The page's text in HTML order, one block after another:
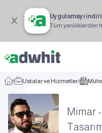
Uygulamayı
Tüm yeniliklerden
/ Ustalar ve Hizmetler/
Mimar